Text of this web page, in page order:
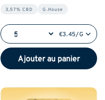
3,57% CBD G.House
€3.45/G
Ajouter au panier